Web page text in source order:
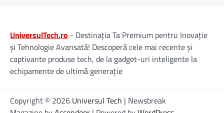
UniversulTech.ro - Destinația Ta Premium pentru Inovație
și Tehnologie Avansată! Descoperă cele mai recente și
captivante produse tech, de la gadget-uri inteligente la
echipamente de ultimă generație
Copyright © 2026 Universul Tech | Newsbreak